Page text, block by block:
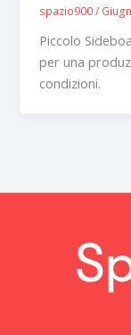
spazio900/
Piccolo
per una
condizioni.